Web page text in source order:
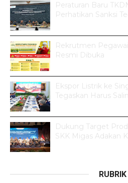
Peraturan Baru
Perhatikan Sanksi
Rekrutmen
Resmi Dibuka
Ekspor Listrik ke
Tegaskan Harus
Dukung Target
SKK Migas Adakan
RUBRIK